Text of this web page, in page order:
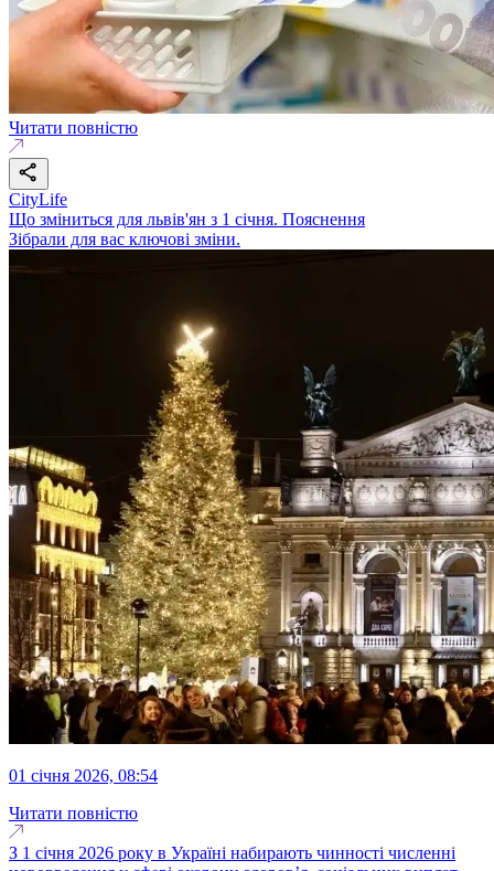
Читати повністю
CityLife
Що зміниться для львів'ян з 1 січня. Пояснення
Зібрали для вас ключові зміни.
01 січня 2026, 08:54
Читати повністю
З 1 січня 2026 року в Україні набирають чинності численні